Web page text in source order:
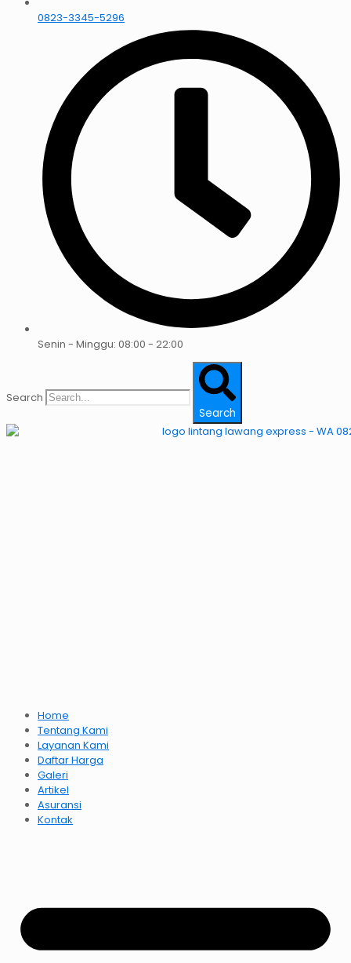
0823-3345-5296
Senin - Minggu: 08:00 - 22:00
Search
Search
Home
Tentang Kami
Layanan Kami
Daftar Harga
Galeri
Artikel
Asuransi
Kontak